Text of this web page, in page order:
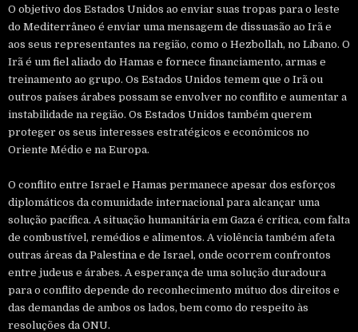
O objetivo dos Estados Unidos ao enviar suas tropas para o leste
do Mediterrâneo é enviar uma mensagem de dissuasão ao Irã e
aos seus representantes na região, como o Hezbollah, no Líbano. O
Irã é um fiel aliado do Hamas e fornece financiamento, armas e
treinamento ao grupo. Os Estados Unidos temem que o Irã ou
outros países árabes possam se envolver no conflito e aumentar a
instabilidade na região. Os Estados Unidos também querem
proteger os seus interesses estratégicos e econômicos no
Oriente Médio e na Europa.
O conflito entre Israel e Hamas permanece apesar dos esforços
diplomáticos da comunidade internacional para alcançar uma
solução pacífica. A situação humanitária em Gaza é crítica, com falta
de combustível, remédios e alimentos. A violência também afeta
outras áreas da Palestina e de Israel, onde ocorrem confrontos
entre judeus e árabes. A esperança de uma solução duradoura
para o conflito depende do reconhecimento mútuo dos direitos e
das demandas de ambos os lados, bem como do respeito às
resoluções da ONU.